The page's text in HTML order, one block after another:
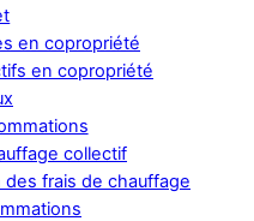
en copropriété
en copropriété
collectif
des frais de chauffage